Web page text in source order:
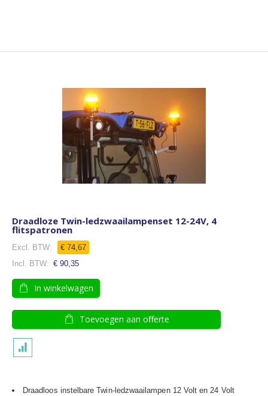
Draadloze Twin-ledzwaailampenset 12-24V, 4
flitspatronen
€ 74,67
€ 90,35
In winkelwagen
Toevoegen aan offerte
Draadloos instelbare Twin-ledzwaailampen 12 Volt en 24 Volt